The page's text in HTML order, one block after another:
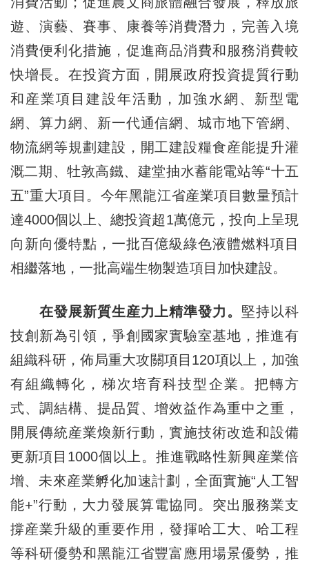
遊、演藝、賽事、康養等消費潛力，完善入境
消費便利化措施，促進商品消費和服務消費較
快增長。在投資方面，開展政府投資提質行動
和産業項目建設年活動，加強水網、新型電
網、算力網、新一代通信網、城市地下管網、
物流網等規劃建設，開工建設糧食産能提升灌
溉二期、牡敦高鐵、建堂抽水蓄能電站等“十五
五”重大項目。今年黑龍江省産業項目數量預計
達4000個以上、總投資超1萬億元，投向上呈現
向新向優特點，一批百億級綠色液體燃料項目
相繼落地，一批高端生物製造項目加快建設。
在發展新質生産力上精準發力。 堅持以科
技創新為引領，爭創國家實驗室基地，推進有
組織科研，佈局重大攻關項目120項以上，加強
有組織轉化，梯次培育科技型企業。把轉方
式、調結構、提品質、增效益作為重中之重，
開展傳統産業煥新行動，實施技術改造和設備
更新項目1000個以上。推進戰略性新興産業倍
增、未來産業孵化加速計劃，全面實施“人工智
能+”行動，大力發展算電協同。突出服務業支
撐産業升級的重要作用，發揮哈工大、哈工程
等科研優勢和黑龍江省豐富應用場景優勢，推